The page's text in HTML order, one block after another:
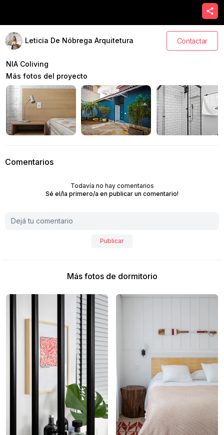
Leticia De Nóbrega Arquitetura Contactar
NIA Coliving
Más fotos del proyecto
Comentarios
Todavía no hay comentarios
Sé el/la primero/a en publicar un comentario!
Publicar
Más fotos de dormitorio